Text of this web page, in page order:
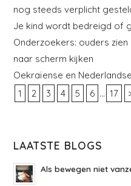
nog steeds verplicht
Je kind wordt bedreigd of
Onderzoekers: ouders
naar scherm kijken
Oekraïense en
1
2 3 4 5 6 ... 17
LAATSTE BLOGS
Als bewegen niet